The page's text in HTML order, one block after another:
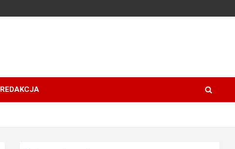
REDAKCJA